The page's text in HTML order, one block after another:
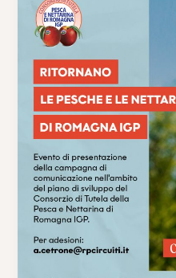
the
Date
Ritornano
le
Pesche
e
Nettarine
di
Romagna
IGP